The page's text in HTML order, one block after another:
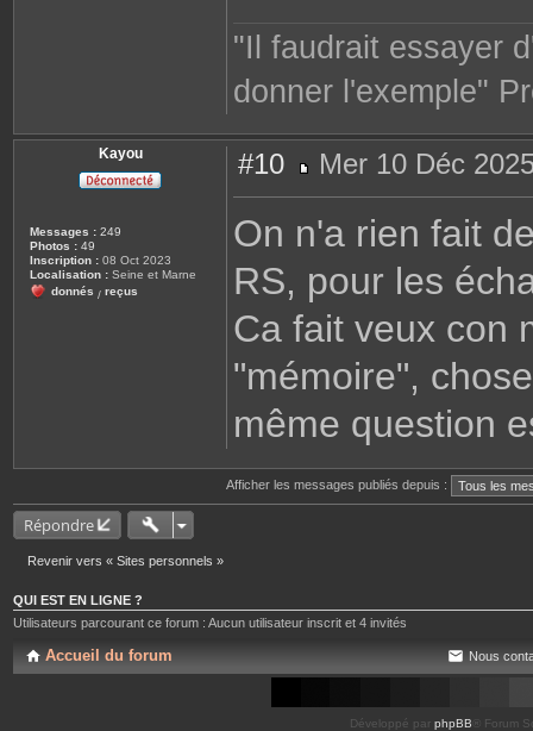
"Il faudrait essayer
donner l'exemple"
Kayou
Messages : 249
Photos : 49
Inscription : 08 Oct 2023
Localisation : Seine et Marne
donnés / reçus
#10
e
Mer 10 Déc
On n'a rien fait
RS, pour les
Ca fait veux con
"mémoire",
même question
Afficher les messages publiés depuis :
Répondre
Revenir vers « Sites personnels »
QUI EST EN LIGNE ?
Utilisateurs parcourant ce forum : Aucun utilisateur inscrit et 4 invités
Accueil du forum Nous
Développé par phpBB ® Forum